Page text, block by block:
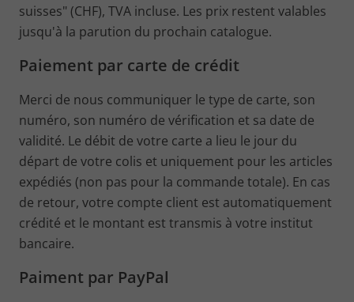
suisses" (CHF), TVA incluse. Les prix restent valables
jusqu'à la parution du prochain catalogue.
Paiement par carte de crédit
Merci de nous communiquer le type de carte, son
numéro, son numéro de vérification et sa date de
validité. Le débit de votre carte a lieu le jour du
départ de votre colis et uniquement pour les articles
expédiés (non pas pour la commande totale). En cas
de retour, votre compte client est automatiquement
crédité et le montant est transmis à votre institut
bancaire.
Paiment par PayPal